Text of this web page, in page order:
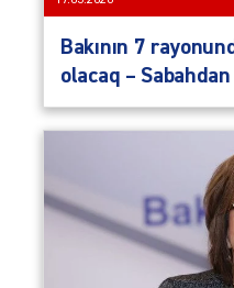
Bakının 7
olacaq – Sabahdan